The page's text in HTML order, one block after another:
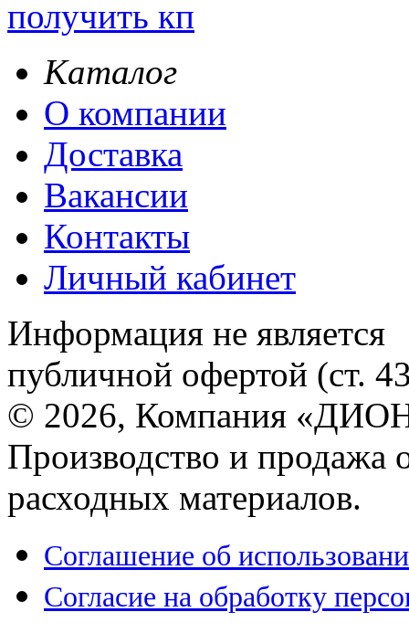
получить кп
Каталог
О компании
Доставка
Вакансии
Контакты
Личный кабинет
Информация не является
публичной офертой (ст.
© 2026, Компания
Производство и продажа
расходных материалов.
Соглашение об
Согласие на обработку